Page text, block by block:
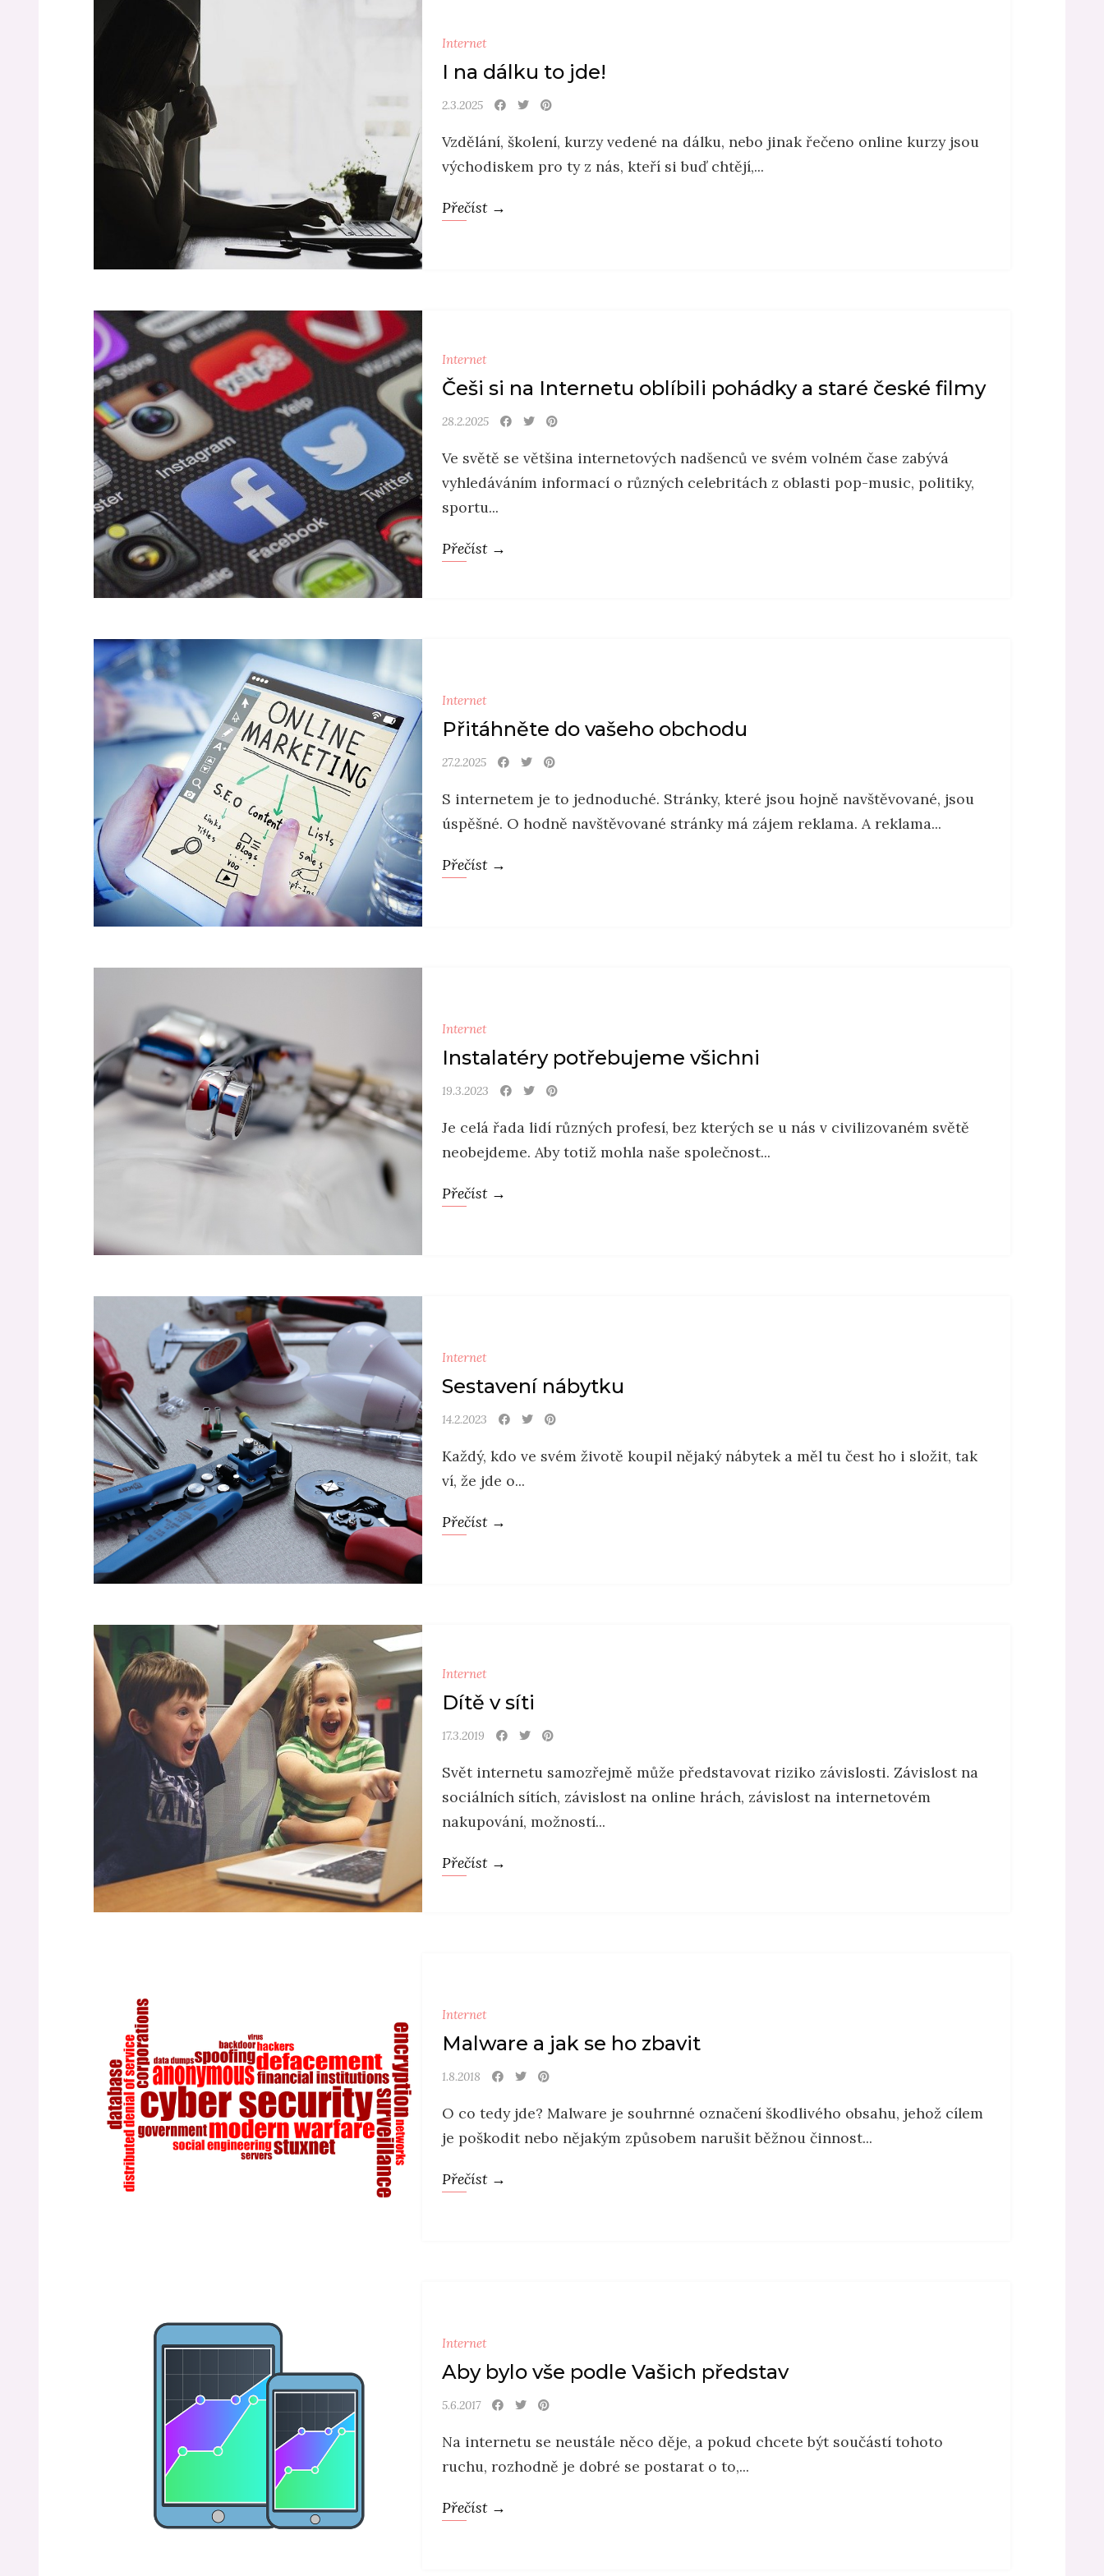
Internet
I na dálku to jde!
2.3.2025
Vzdělání, školení, kurzy vedené na dálku, nebo jinak řečeno online kurzy jsou
východiskem pro ty z nás, kteří si buď chtějí,...
Přečíst →
Internet
Češi si na Internetu oblíbili pohádky a staré české filmy
28.2.2025
Ve světě se většina internetových nadšenců ve svém volném čase zabývá
vyhledáváním informací o různých celebritách z oblasti pop-music, politiky,
sportu...
Přečíst →
Internet
Přitáhněte do vašeho obchodu
27.2.2025
S internetem je to jednoduché. Stránky, které jsou hojně navštěvované, jsou
úspěšné. O hodně navštěvované stránky má zájem reklama. A reklama...
Přečíst →
Internet
Instalatéry potřebujeme všichni
19.3.2023
Je celá řada lidí různých profesí, bez kterých se u nás v civilizovaném světě
neobejdeme. Aby totiž mohla naše společnost...
Přečíst →
Internet
Sestavení nábytku
14.2.2023
Každý, kdo ve svém životě koupil nějaký nábytek a měl tu čest ho i složit, tak
ví, že jde o...
Přečíst →
Internet
Dítě v síti
17.3.2019
Svět internetu samozřejmě může představovat riziko závislosti. Závislost na
sociálních sítích, závislost na online hrách, závislost na internetovém
nakupování, možností...
Přečíst →
Internet
Malware a jak se ho zbavit
1.8.2018
O co tedy jde? Malware je souhrnné označení škodlivého obsahu, jehož cílem
je poškodit nebo nějakým způsobem narušit běžnou činnost...
Přečíst →
Internet
Aby bylo vše podle Vašich představ
5.6.2017
Na internetu se neustále něco děje, a pokud chcete být součástí tohoto
ruchu, rozhodně je dobré se postarat o to,...
Přečíst →